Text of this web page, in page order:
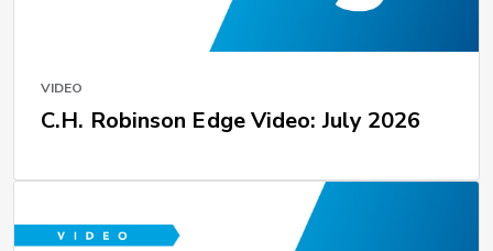
VIDEO
C.H. Robinson Edge Video: July 2026